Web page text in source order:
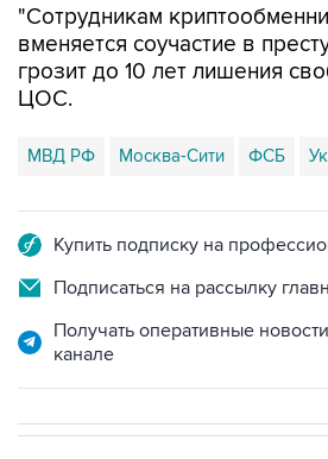
"Сотрудникам
вменяется соучастие в
грозит до 10 лет лишения
ЦОС.
МВД РФ Москва-Сити ФСБ
Купить подписку на
Подписаться на рассылку
Получать оперативные
канале